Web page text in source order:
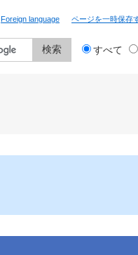
Foreign language ページを一時保存
検 すべて